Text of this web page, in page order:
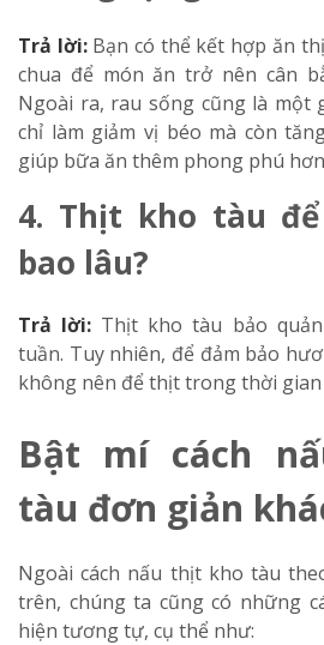
Trả lời:Bạn có thể kết hợp ăn
chua để món ăn trở nên cân
Ngoài ra, rau sống cũng là một
chỉ làm giảm vị béo mà còn
giúp bữa ăn thêm phong phú
4. Thịt kho tàu
bao lâu?
Trả lời: Thịt kho tàu bảo
tuần. Tuy nhiên, để đảm bảo
không nên để thịt trong thời gian
Bật mí cách
tàu đơn giản
Ngoài cách nấu thịt kho tàu
trên, chúng ta cũng có những
hiện tương tự, cụ thể như: